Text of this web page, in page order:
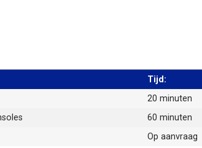
Tijd:
20 minuten
60 minuten
Op aanvraag